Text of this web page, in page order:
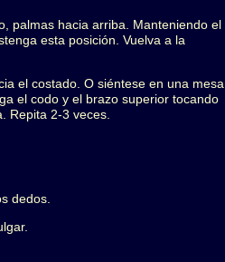
palmas hacia arriba. Manteniendo el
esta posición. Vuelva a la
el costado. O siéntese en una mesa
el codo y el brazo superior tocando
Repita 2-3 veces.
dedos.